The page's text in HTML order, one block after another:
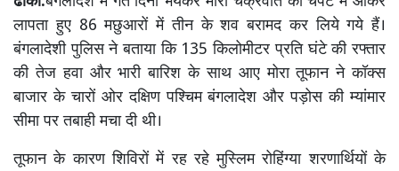
लापता हुए 86 मछुआरों में तीन के शव बरामद कर लिये गये हैं।
बंगलादेशी पुलिस ने बताया कि 135 किलोमीटर प्रति घंटे की रफ्तार
की तेज हवा और भारी बारिश के साथ आए मोरा तूफान ने कॉक्स
बाजार के चारों ओर दक्षिण पश्चिम बंगलादेश और पड़ोस की म्यांमार
सीमा पर तबाही मचा दी थी।
तूफान के कारण शिविरों में रह रहे मुस्लिम रोहिंग्या शरणार्थियों के